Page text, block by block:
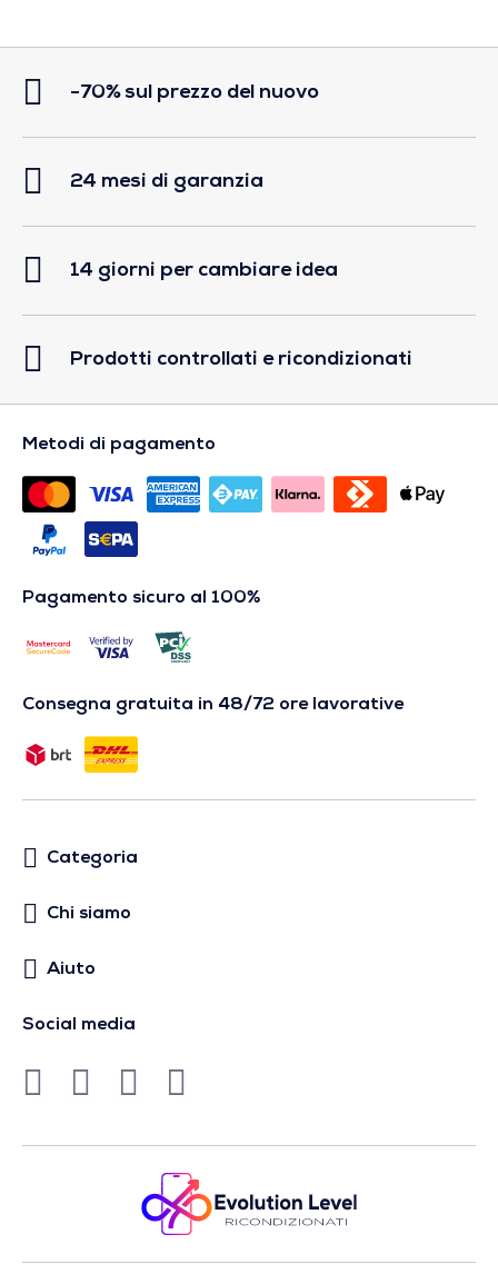
-70% sul prezzo del nuovo
24 mesi di garanzia
14 giorni per cambiare idea
Prodotti controllati e ricondizionati
Metodi di pagamento
Pagamento sicuro al 100%
Consegna gratuita in 48/72 ore lavorative
Categoria
Chi siamo
Aiuto
Social media